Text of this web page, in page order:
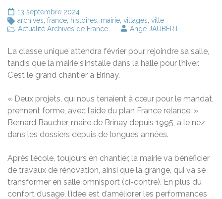
13 septembre 2024
archives france histoires mairie villages ville
Actualité Archives de France
Ange JAUBERT
La classe unique attendra février pour rejoindre sa salle,
tandis que la mairie s’installe dans la halle pour l’hiver.
C’est le grand chantier à Brinay.
« Deux projets, qui nous tenaient à cœur pour le mandat,
prennent forme, avec l’aide du plan France relance. »
Bernard Baucher, maire de Brinay depuis 1995, a le nez
dans les dossiers depuis de longues années.
Après l’école, toujours en chantier, la mairie va bénéficier
de travaux de rénovation, ainsi que la grange, qui va se
transformer en salle omnisport (ci-contre). En plus du
confort d’usage, l’idée est d’améliorer les performances